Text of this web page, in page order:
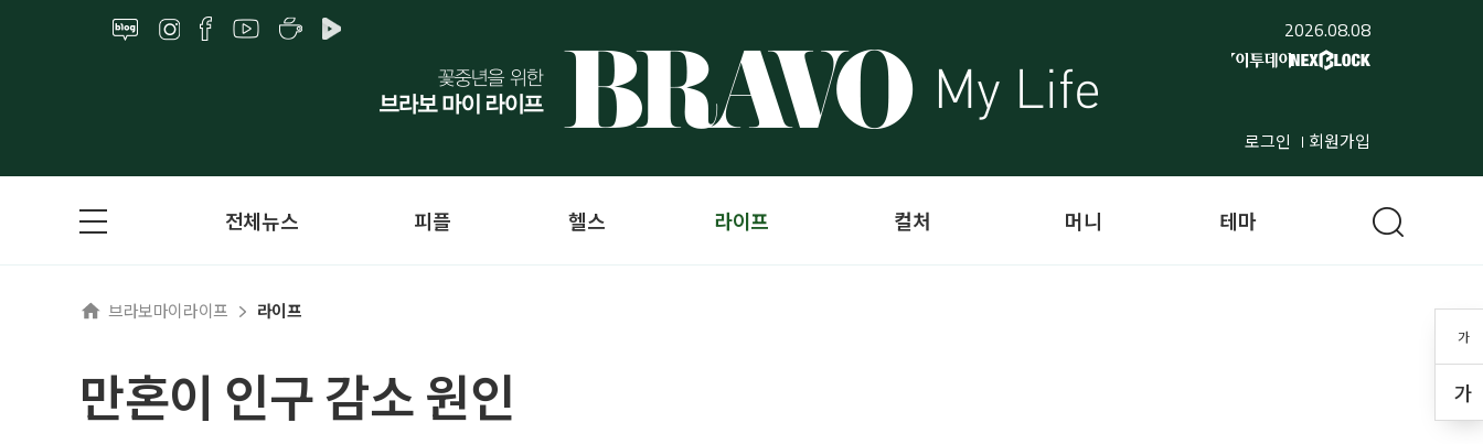
2026.08.08
로그인 회원가입
가
가
전체뉴스 피플 헬스 라이프 컬처 머니 테마
브라보마이라이프 라이프
만혼이 인구 감소 원인